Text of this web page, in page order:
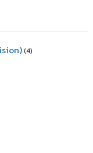
(4)